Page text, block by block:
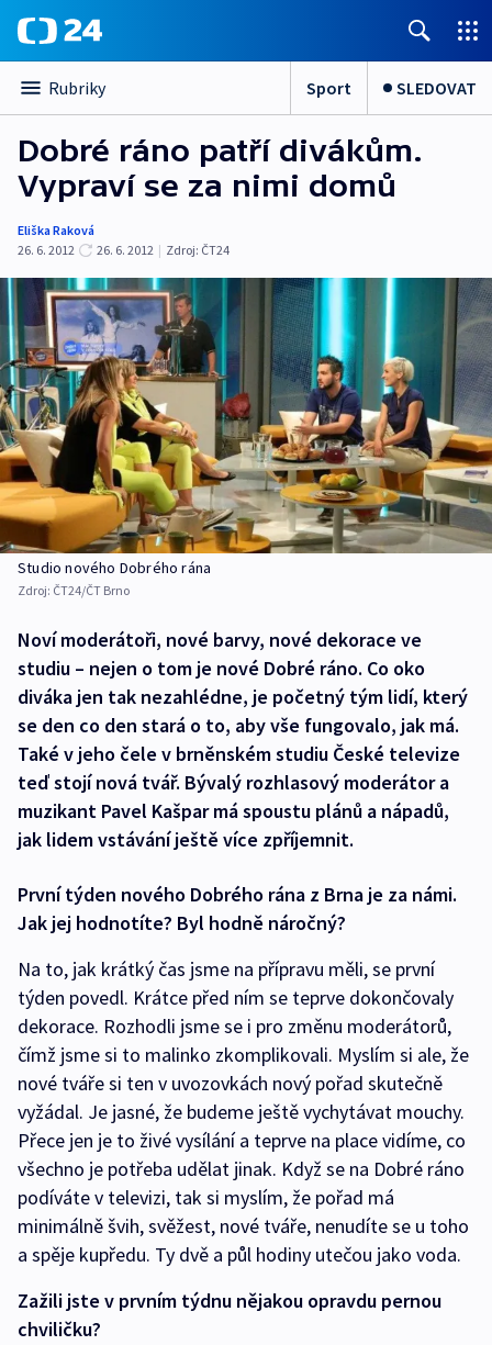
Rubriky Sport SLEDOVAT
Dobré ráno patří divákům.
Vypraví se za nimi domů
Eliška Raková
26. 6. 2012
26. 6. 2012 | Zdroj: ČT24
Studio nového Dobrého rána
Zdroj: ČT24/ČT Brno
Noví moderátoři, nové barvy, nové dekorace ve
studiu – nejen o tom je nové Dobré ráno. Co oko
diváka jen tak nezahlédne, je početný tým lidí, který
se den co den stará o to, aby vše fungovalo, jak má.
Také v jeho čele v brněnském studiu České televize
teď stojí nová tvář. Bývalý rozhlasový moderátor a
muzikant Pavel Kašpar má spoustu plánů a nápadů,
jak lidem vstávání ještě více zpříjemnit.
První týden nového Dobrého rána z Brna je za námi.
Jak jej hodnotíte? Byl hodně náročný?
Na to, jak krátký čas jsme na přípravu měli, se první
týden povedl. Krátce před ním se teprve dokončovaly
dekorace. Rozhodli jsme se i pro změnu moderátorů,
čímž jsme si to malinko zkomplikovali. Myslím si ale, že
nové tváře si ten v uvozovkách nový pořad skutečně
vyžádal. Je jasné, že budeme ještě vychytávat mouchy.
Přece jen je to živé vysílání a teprve na place vidíme, co
všechno je potřeba udělat jinak. Když se na Dobré ráno
podíváte v televizi, tak si myslím, že pořad má
minimálně švih, svěžest, nové tváře, nenudíte se u toho
a spěje kupředu. Ty dvě a půl hodiny utečou jako voda.
Zažili jste v prvním týdnu nějakou opravdu pernou
chviličku?